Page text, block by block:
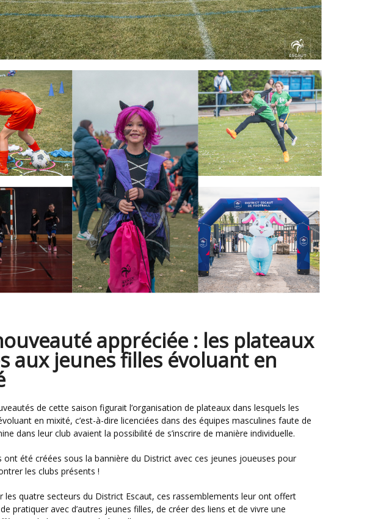
appréciée : les plateaux
aux jeunes filles évoluant en
en mixité, c’est-à-dire licenciées dans des équipes masculines faute de
dans leur club avaient la possibilité de s’inscrire de manière individuelle.
les clubs présents !
pratiquer avec d’autres jeunes filles, de créer des liens et de vivre une